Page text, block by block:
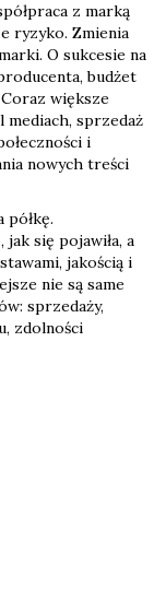
z marką
ryzyko. Zmienia
O sukcesie na
budżet
większe
mediach, sprzedaż
i
nowych treści
półkę.
się pojawiła, a
jakością i
nie są same
sprzedaży,
zdolności